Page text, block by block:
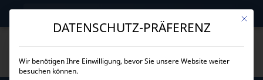
→ Mit
DATENSCHUTZ-PRÄFERENZ
Wir benötigen Ihre Einwilligung, bevor Sie unsere Website weiter
besuchen können.